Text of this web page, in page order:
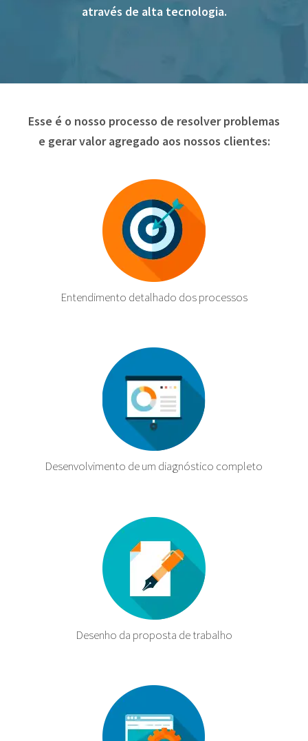
através de alta tecnologia.
Esse é o nosso processo de resolver problemas
e gerar valor agregado aos nossos clientes:
Entendimento detalhado dos processos
Desenvolvimento de um diagnóstico completo
Desenho da proposta de trabalho